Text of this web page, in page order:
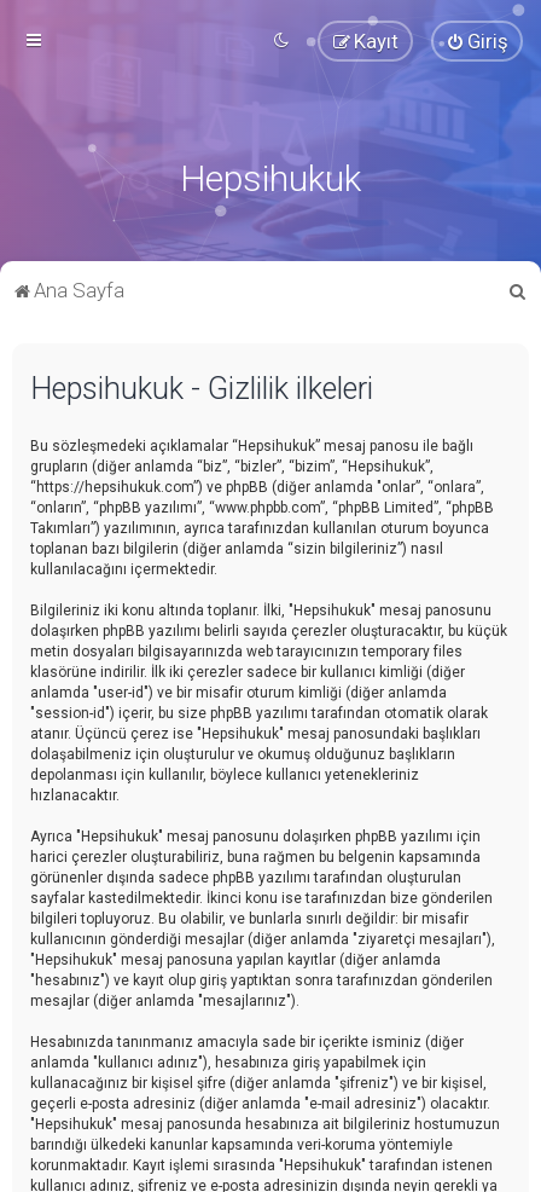
Giriş
Kayıt
Hepsihukuk
Ana Sayfa
Hepsihukuk - Gizlilik ilkeleri
Bu sözleşmedeki açıklamalar “Hepsihukuk” mesaj panosu ile bağlı
grupların (diğer anlamda “biz”, “bizler”, “bizim”, “Hepsihukuk”,
“https://hepsihukuk.com”) ve phpBB (diğer anlamda "onlar”, “onlara”,
“onların”, “phpBB yazılımı”, “www.phpbb.com”, “phpBB Limited”, “phpBB
Takımları”) yazılımının, ayrıca tarafınızdan kullanılan oturum boyunca
toplanan bazı bilgilerin (diğer anlamda “sizin bilgileriniz”) nasıl
kullanılacağını içermektedir.
Bilgileriniz iki konu altında toplanır. İlki, "Hepsihukuk" mesaj panosunu
dolaşırken phpBB yazılımı belirli sayıda çerezler oluşturacaktır, bu küçük
metin dosyaları bilgisayarınızda web tarayıcınızın temporary files
klasörüne indirilir. İlk iki çerezler sadece bir kullanıcı kimliği (diğer
anlamda "user-id") ve bir misafir oturum kimliği (diğer anlamda
"session-id") içerir, bu size phpBB yazılımı tarafından otomatik olarak
atanır. Üçüncü çerez ise "Hepsihukuk" mesaj panosundaki başlıkları
dolaşabilmeniz için oluşturulur ve okumuş olduğunuz başlıkların
depolanması için kullanılır, böylece kullanıcı yetenekleriniz
hızlanacaktır.
Ayrıca "Hepsihukuk" mesaj panosunu dolaşırken phpBB yazılımı için
harici çerezler oluşturabiliriz, buna rağmen bu belgenin kapsamında
görünenler dışında sadece phpBB yazılımı tarafından oluşturulan
sayfalar kastedilmektedir. İkinci konu ise tarafınızdan bize gönderilen
bilgileri topluyoruz. Bu olabilir, ve bunlarla sınırlı değildir: bir misafir
kullanıcının gönderdiği mesajlar (diğer anlamda "ziyaretçi mesajları"),
"Hepsihukuk" mesaj panosuna yapılan kayıtlar (diğer anlamda
"hesabınız") ve kayıt olup giriş yaptıktan sonra tarafınızdan gönderilen
mesajlar (diğer anlamda "mesajlarınız").
Hesabınızda tanınmanız amacıyla sade bir içerikte isminiz (diğer
anlamda "kullanıcı adınız"), hesabınıza giriş yapabilmek için
kullanacağınız bir kişisel şifre (diğer anlamda "şifreniz") ve bir kişisel,
geçerli e-posta adresiniz (diğer anlamda "e-mail adresiniz") olacaktır.
"Hepsihukuk" mesaj panosunda hesabınıza ait bilgileriniz hostumuzun
barındığı ülkedeki kanunlar kapsamında veri-koruma yöntemiyle
korunmaktadır. Kayıt işlemi sırasında "Hepsihukuk" tarafından istenen
kullanıcı adınız, şifreniz ve e-posta adresinizin dışında neyin gerekli ya